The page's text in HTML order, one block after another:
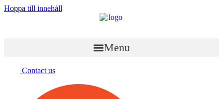
Hoppa till innehåll
Menu
Contact us